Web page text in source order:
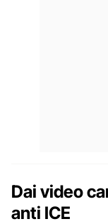
Dai video
anti ICE